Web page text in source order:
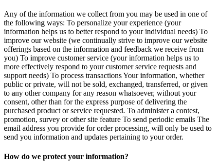
Any of the information we collect from you may be used in one of
the following ways: To personalize your experience (your
information helps us to better respond to your individual needs) To
improve our website (we continually strive to improve our website
offerings based on the information and feedback we receive from
you) To improve customer service (your information helps us to
more effectively respond to your customer service requests and
support needs) To process transactions Your information, whether
public or private, will not be sold, exchanged, transferred, or given
to any other company for any reason whatsoever, without your
consent, other than for the express purpose of delivering the
purchased product or service requested. To administer a contest,
promotion, survey or other site feature To send periodic emails The
email address you provide for order processing, will only be used to
send you information and updates pertaining to your order.
How do we protect your information?